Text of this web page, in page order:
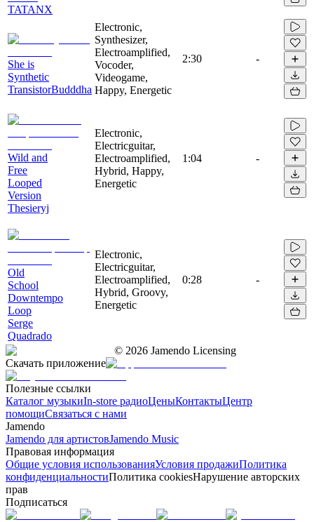
TATANX
She is
Synthetic
TransistorBudddha
Electronic,
Synthesizer,
Electroamplified,
Vocoder,
Videogame,
Happy, Energetic
2:30 -
Wild and
Free
Looped
Version
Thesieryj
Electronic,
Electricguitar,
Electroamplified,
Hybrid, Happy,
Energetic
1:04 -
Old
School
Downtempo
Loop
Serge
Quadrado
Electronic,
Electricguitar,
Electroamplified,
Hybrid, Groovy,
Energetic
0:28 -
© 2026 Jamendo Licensing
Скачать приложение
Полезные ссылки
Каталог музыкиIn-store радиоЦеныКонтактыЦентр
помощиСвязаться с нами
Jamendo
Jamendo для артистовJamendo Music
Правовая информация
Общие условия использованияУсловия продажиПолитика
конфиденциальностиПолитика cookiesНарушение авторских
прав
Подписаться